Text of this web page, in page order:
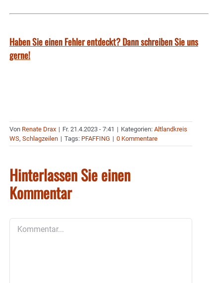
Haben Sie einen Fehler entdeckt? Dann schreiben Sie uns
gerne!
Von Renate Drax | Fr. 21.4.2023 - 7:41 | Kategorien: Altlandkreis
WS, Schlagzeilen | Tags: PFAFFING | 0 Kommentare
Hinterlassen Sie einen
Kommentar